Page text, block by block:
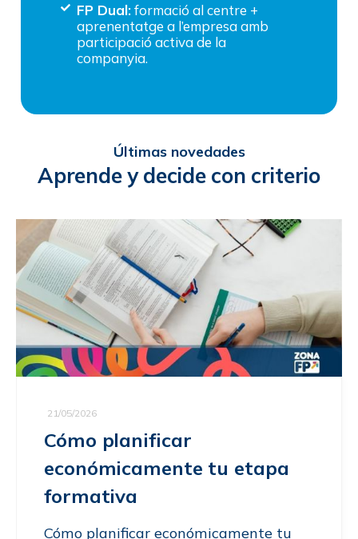
FP Dual:formació al centre +
aprenentatge a l’empresa amb
participació activa de la
companyia.
Últimas novedades
Aprende y decide con criterio
21/05/2026
Cómo planificar
económicamente tu etapa
formativa
Cómo planificar económicamente tu